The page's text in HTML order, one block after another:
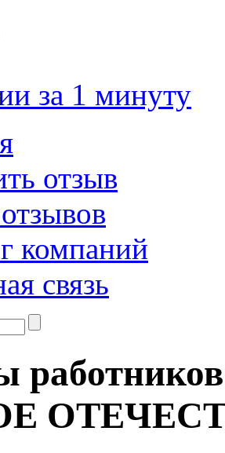
за 1 минуту
отзыв
компаний
связь